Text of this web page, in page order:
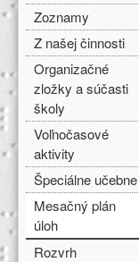
Zoznamy
Z našej činnosti
Organizačné
zložky a súčasti
školy
Voľnočasové
aktivity
Špeciálne učebne
Mesačný plán
úloh
Rozvrh